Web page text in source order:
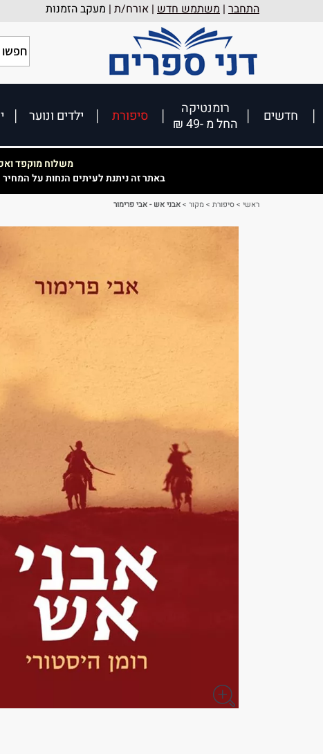
התחבר | משתמש חדש | אורח/ת | מעקב הזמנות
חדשים
רומנטיקה
החל מ -49 ₪
סיפורת ילדים ונוער
משלוח מוקפד
באתר זה ניתנת לעיתים הנחות על
ראשי >סיפורת >מקור >אבני אש - אבי פרימור